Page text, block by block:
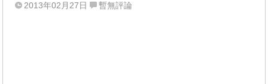
2013年02月27日 暫無評論